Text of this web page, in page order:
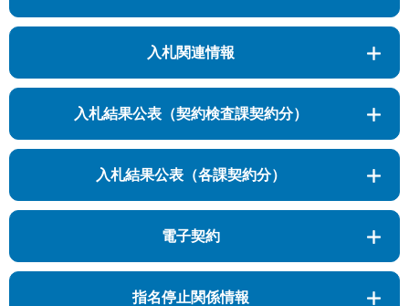
入札関連情報
入札結果公表（契約検査課契約分）
入札結果公表（各課契約分）
電子契約
指名停止関係情報